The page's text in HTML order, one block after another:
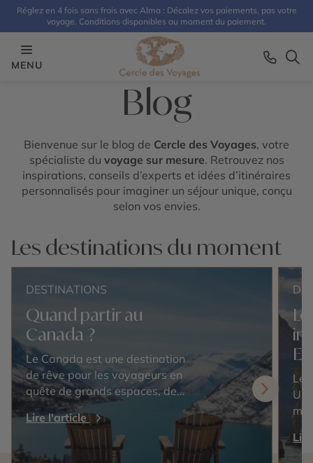
Réglez en 4 fois sans frais avec Alma : Décalez vos paiements, pas votre
voyage. Conditions disponibles au moment du paiement.
MENU
Blog
Bienvenue sur le blog de Cercle des Voyages, votre
spécialiste du voyage sur mesure. Retrouvez nos
inspirations, conseils d’experts et idées d’itinéraires
personnalisés pour imaginer un séjour unique, conçu
selon vos envies.
Les destinations du moment
DESTINATIONS
Quand partir au
Canada ?
Le Canada est une destination
de rêve pour les voyageurs en
quête de grands espaces, de
paysages époustouflants et
d'une culture riche. Cependant,
choisir la meilleure période pour
visiter ce…
Lire l'article